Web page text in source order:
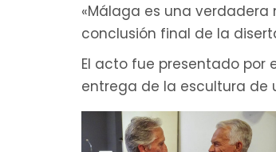
«Málaga es una
conclusión final de la
El acto fue presentado por
entrega de la escultura de